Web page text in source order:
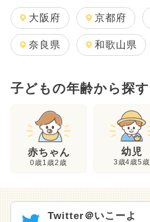
大阪府 京都府
奈良県 和歌山県
子どもの年齢から探す
赤ちゃん
0歳1歳2歳
幼児
3歳4歳5歳
Twitter＠いこーよ